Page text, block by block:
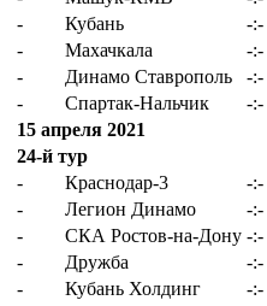
-
Кубань -:-
-
Махачкала -:-
-
Динамо Ставрополь -:-
-
Спартак-Нальчик -:-
15 апреля 2021
24-й тур
-
Краснодар-3 -:-
-
Легион Динамо -:-
-
СКА Ростов-на-Дону -:-
-
Дружба -:-
-
Кубань Холдинг -:-